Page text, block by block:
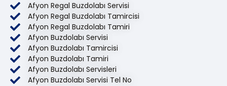
Afyon Regal Buzdolabı Servisi
Afyon Regal Buzdolabı Tamircisi
Afyon Regal Buzdolabı Tamiri
Afyon Buzdolabı Servisi
Afyon Buzdolabı Tamircisi
Afyon Buzdolabı Tamiri
Afyon Buzdolabı Servisleri
Afyon Buzdolabı Servisi Tel No